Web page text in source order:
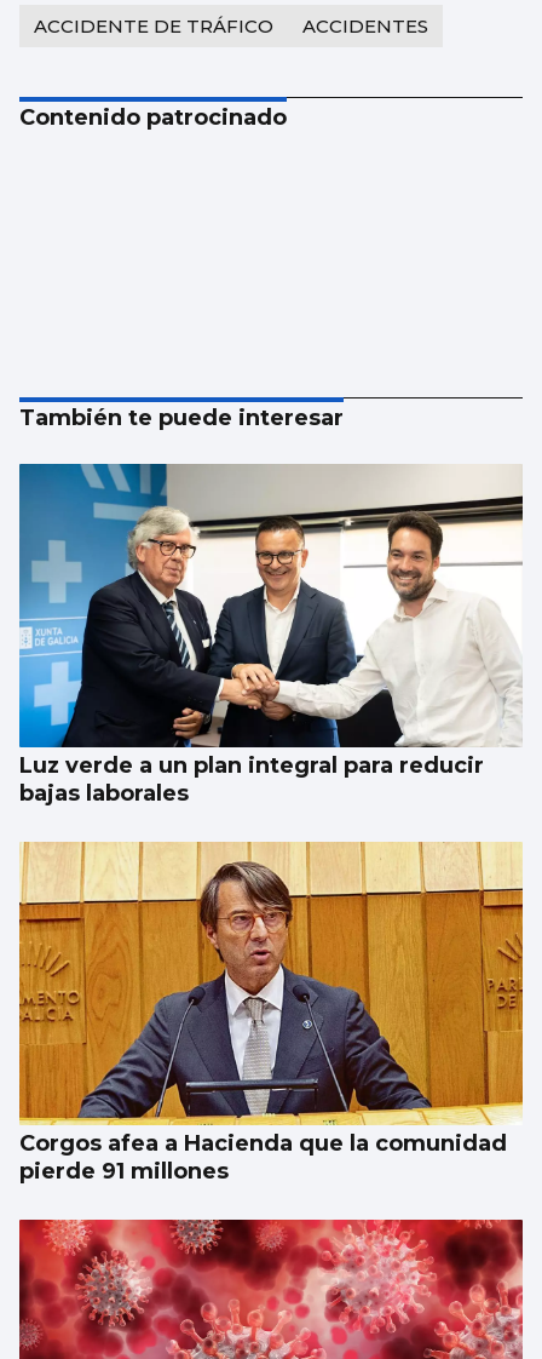
ACCIDENTE DE TRÁFICO ACCIDENTES
Contenido patrocinado
También te puede interesar
Luz verde a un plan integral para reducir
bajas laborales
Corgos afea a Hacienda que la comunidad
pierde 91 millones